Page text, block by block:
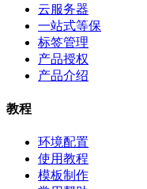
云服务器
一站式等保
标签管理
产品授权
产品介绍
教程
环境配置
使用教程
模板制作